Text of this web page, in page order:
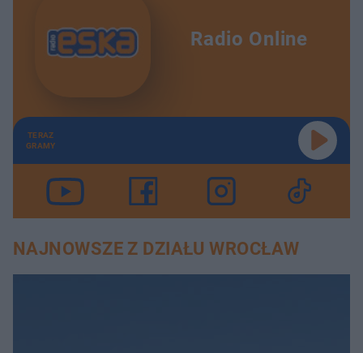
Radio Online
TERAZ
GRAMY
NAJNOWSZE Z DZIAŁU WROCŁAW